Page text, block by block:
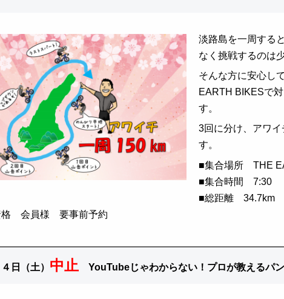
淡路島を一周する
なく挑戦するのは
そんな方に安心し
EARTH BIKESで
す。
3回に分け、アワ
す。
■集合場所 THE
■集合時間 7:30
■総距離 34.7km
格 会員様 要事前予約
日（土） 中止 YouTubeじゃわからない！プロが教えるパ